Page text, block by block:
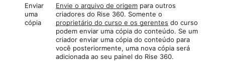
Enviar
uma
cópia
Envie o arquivo de origem para outros
criadores do Rise 360. Somente o
proprietário do curso e os gerentes do curso
podem enviar uma cópia do conteúdo. Se um
criador enviar uma cópia do conteúdo para
você posteriormente, uma nova cópia será
adicionada ao seu painel do Rise 360.